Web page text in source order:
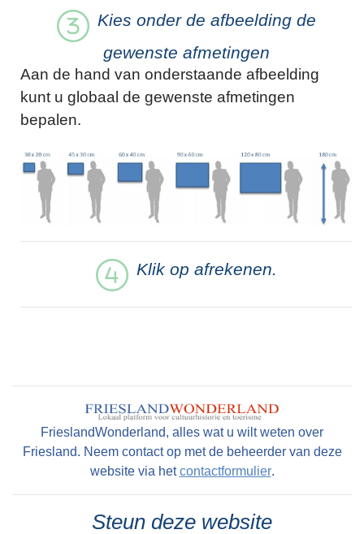
Kies onder de afbeelding de
gewenste afmetingen
Aan de hand van onderstaande afbeelding
kunt u globaal de gewenste afmetingen
bepalen.
Klik op afrekenen.
FrieslandWonderland, alles wat u wilt weten over
Friesland. Neem contact op met de beheerder van deze
website via hetcontactformulier.
Steun deze website